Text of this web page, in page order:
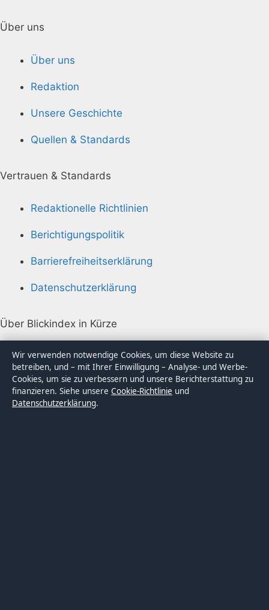
Über uns
Über uns
Redaktion
Unsere Geschichte
Quellen & Standards
Vertrauen & Standards
Redaktionelle Richtlinien
Berichtigungspolitik
Barrierefreiheitserklärung
Datenschutzerklärung
Über Blickindex in Kürze
Blickindex ist ein unabhängiger digitaler
Nachrichtenanbieter mit Fokus auf Politik, Wirtschaft,
Technik und Gesellschaft in Deutschland. Jeder Artikel
trägt eine Byline, wird von einem Redakteur geprüft
und vor der Veröffentlichung faktengecheckt.
Wir verwenden notwendige Cookies, um diese Website zu
betreiben, und – mit Ihrer Einwilligung – Analyse- und Werbe-
Cookies, um sie zu verbessern und unsere Berichterstattung zu
finanzieren. Siehe unsere Cookie-Richtlinie und
Datenschutzerklärung.